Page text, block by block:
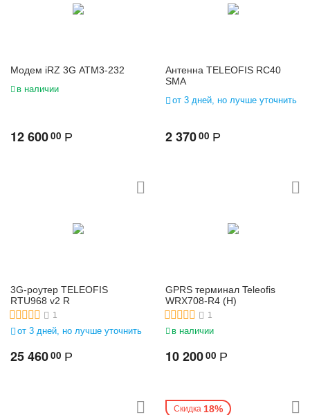
Модем iRZ 3G ATM3-232
в наличии
12 60000 Р
Антенна TELEOFIS RC40
SMA
от 3 дней, но лучше уточнить
2 37000 Р
3G-роутер TELEOFIS
RTU968 v2 R
1
от 3 дней, но лучше уточнить
25 46000 Р
GPRS терминал Teleofis
WRX708-R4 (H)
1
в наличии
10 20000 Р
Скидка 18%